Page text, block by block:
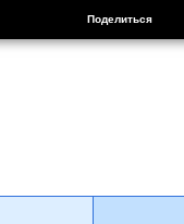
Поделиться